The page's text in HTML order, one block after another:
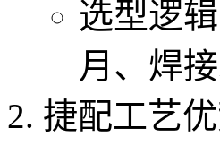
选型逻
月、焊
捷配工艺优